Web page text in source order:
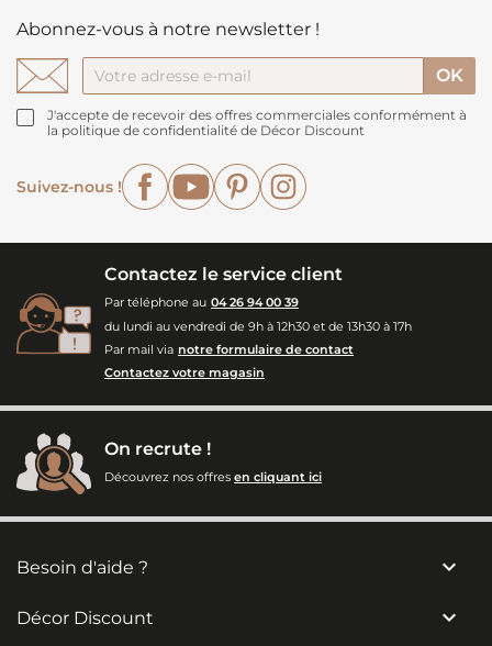
Abonnez-vous à notre newsletter !
J'accepte de recevoir des offres commerciales conformément à
la politique de confidentialité de Décor Discount
Suivez-nous !
FacebookYouTubePinterest
Contactez le service client
Par téléphone au 04 26 94 00 39
du lundi au vendredi de 9h à 12h30 et de 13h30 à 17h
Par mail via notre formulaire de contact
Contactez votre magasin
On recrute !
Découvrez nos offres en cliquant ici
Besoin d'aide ? 
Décor Discount 